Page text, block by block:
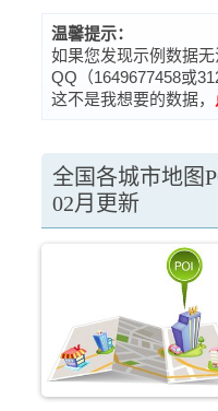
温馨提示：
如果您发现示例数据
QQ（1649677458或
这不是我想要的数据，
全国各城市地图
02月更新